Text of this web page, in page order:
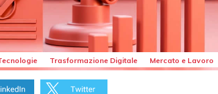
Trasformazione Digitale Mercato e Lavoro